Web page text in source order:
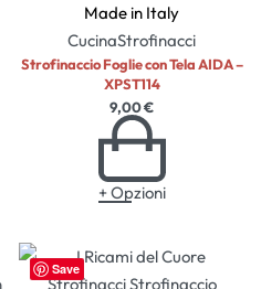
Made in Italy
CucinaStrofinacci
Strofinaccio Foglie con Tela AIDA –
XPST114
9,00€
+ Opzioni
Save